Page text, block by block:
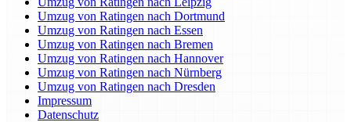
Umzug von Ratingen nach Dortmund
Umzug von Ratingen nach Essen
Umzug von Ratingen nach Bremen
Umzug von Ratingen nach Hannover
Umzug von Ratingen nach Nürnberg
Umzug von Ratingen nach Dresden
Impressum
Datenschutz